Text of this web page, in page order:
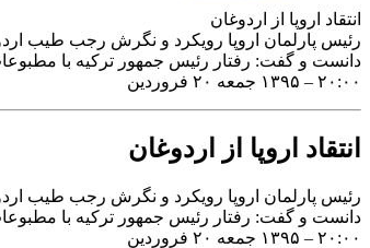
انتقاد اروپا از اردوغان
رئیس پارلمان اروپا رویکرد و نگرش رجب طیب
دانست و گفت: رفتار رئیس جمهور ترکیه با
۲۰:۰۰ – ۱۳۹۵ جمعه ۲۰ فروردین
انتقاد اروپا از اردوغان
رئیس پارلمان اروپا رویکرد و نگرش رجب طیب
دانست و گفت: رفتار رئیس جمهور ترکیه با
۲۰:۰۰ – ۱۳۹۵ جمعه ۲۰ فروردین